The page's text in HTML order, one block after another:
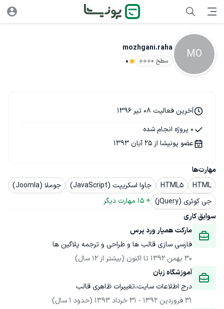
MO
mozhgani.raha
سطح ۰ 0
مهارت‌ها
HTML
HTML5 جاوا اسکریپت (JavaScript)
جوملا (Joomla)
جی کوئری (jQuery)
+
15 مهارت دیگر
سوابق کاری
مارکت همیار ورد پرس
فارسی سازی قالب ها و طراحی و ترجمه پلاگین ها
30 بهمن 1392
تا اکنون (بیشتر از 12 سال)
آموزشگاه زبان
درج اطلاعات سایت،تغییرات ظاهری قالب
31 فروردین 1392
- 31 خرداد 1393
(حدود 1 سال)
آخرین فعالیت 08 تیر 1396
0 پروژه انجام شده
عضو پونیشا از 25 آبان 1393